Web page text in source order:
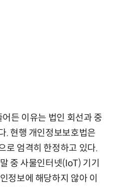
든 이유는 법인 회선과 중
. 현행 개인정보보호법은
로 엄격히 한정하고 있다.
중 사물인터넷(IoT) 기기
정보에 해당하지 않아 이